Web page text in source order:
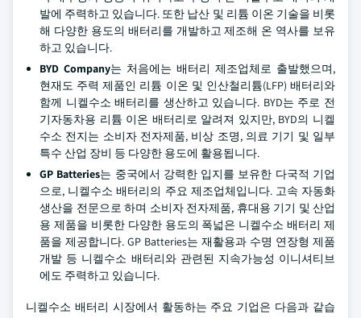
발에 주력하고 있습니다. 또한 납산 및 리튬 이온 기술을 비롯
해 다양한 용도의 배터리를 개발하고 제조해 온 역사를 보유
하고 있습니다.
BYD Company는 처음에는 배터리 제조업체로 출발했으며,
현재도 주력 제품인 리튬 이온 및 인산철리튬(LFP) 배터리와
함께 니켈수소 배터리를 생산하고 있습니다. BYD는 주로 전
기자동차용 리튬 이온 배터리로 알려져 있지만, BYD의 니켈
수소 전지는 소비자 전자제품, 비상 조명, 의료 기기 및 일부
특수 산업 장비 등 다양한 용도에 활용됩니다.
GP Batteries는 중국에서 강력한 입지를 보유한 다국적 기업
으로, 니켈수소 배터리의 주요 제조업체입니다. 고속 자동화
생산을 전문으로 하며 소비자 전자제품, 휴대용 기기 및 산업
용 제품을 비롯한 다양한 용도의 폭넓은 니켈수소 배터리 제
품을 제공합니다. GP Batteries는 재활용과 수명 연장형 제품
개발 등 니켈수소 배터리와 관련된 지속가능성 이니셔티브
에도 주력하고 있습니다.
니켈수소 배터리 시장에서 활동하는 주요 기업은 다음과 같습